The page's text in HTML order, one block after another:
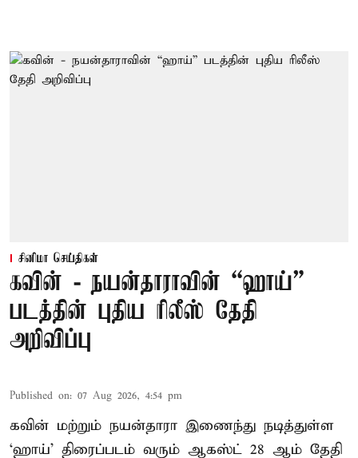
சினிமா செய்திகள்
கவின் - நயன்தாராவின் “ஹாய்”
படத்தின் புதிய ரிலீஸ் தேதி
அறிவிப்பு
Published on: 07 Aug 2026, 4:54 pm
கவின் மற்றும் நயன்தாரா இணைந்து நடித்துள்ள
‘ஹாய்’ திரைப்படம் வரும் ஆகஸ்ட் 28 ஆம் தேதி